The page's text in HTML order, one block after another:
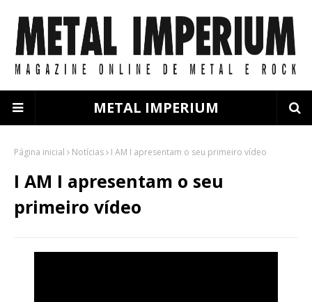
METAL IMPERIUM
Página inicial Notícias I AM I apresentam o seu primeiro vídeo
I AM I apresentam o seu
primeiro vídeo